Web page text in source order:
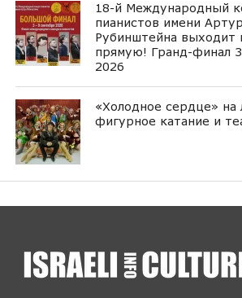
18-й Международный
пианистов имени
Рубинштейна
прямую! Гранд-финал
2026
«Холодное сердце»
фигурное катание и